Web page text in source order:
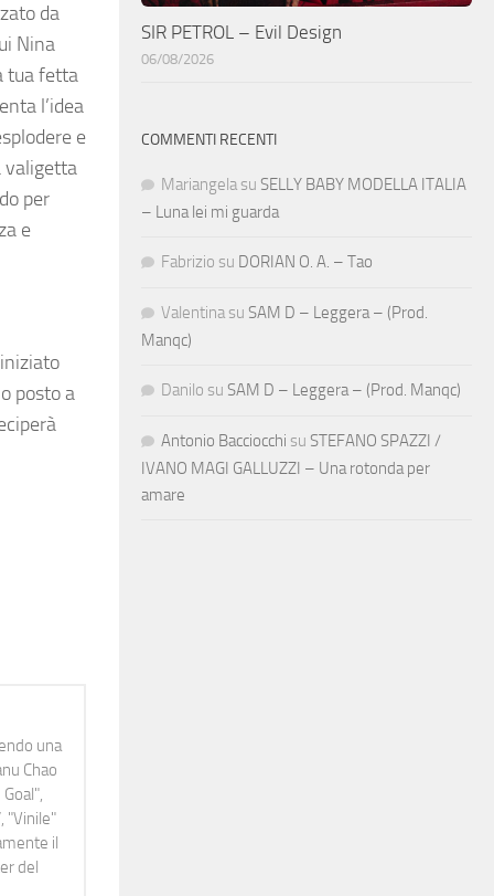
da
Nina
tua fetta
l’idea
e
valigetta
per
e
posto a
una
Chao
"Vinile"
il
del
SIR PETROL – Evil Design
06/08/2026
COMMENTI RECENTI
Mariangela su SELLY BABY MODELLA ITALIA
– Luna lei mi guarda
Fabrizio su DORIAN O. A. – Tao
Valentina su SAM D – Leggera – (Prod.
Manqc)
Danilo su SAM D – Leggera – (Prod. Manqc)
Antonio Bacciocchi su STEFANO SPAZZI /
IVANO MAGI GALLUZZI – Una rotonda per
amare